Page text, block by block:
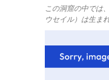
この洞窟の中では
ウセイル）は生まれ